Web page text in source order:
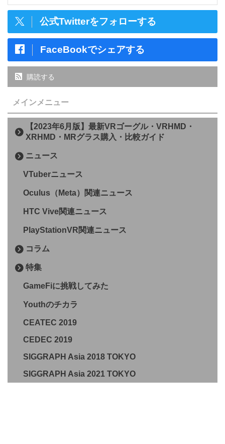
公式Twitterをフォローする
FaceBookでシェアする
購読する
メインメニュー
【2023年6月版】最新VRゴーグル・VRHMD・
XRHMD・MRグラス購入・比較ガイド
ニュース
VTuberニュース
Oculus（Meta）関連ニュース
HTC Vive関連ニュース
PlayStationVR関連ニュース
コラム
特集
GameFiに挑戦してみた
Youthのチカラ
CEATEC 2019
CEDEC 2019
SIGGRAPH Asia 2018 TOKYO
SIGGRAPH Asia 2021 TOKYO